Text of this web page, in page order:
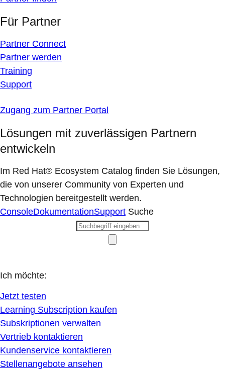
Für Partner
Partner Connect
Partner werden
Training
Support
Zugang zum Partner Portal
Lösungen mit zuverlässigen Partnern
entwickeln
Im Red Hat® Ecosystem Catalog finden Sie Lösungen,
die von unserer Community von Experten und
Technologien bereitgestellt werden.
ConsoleDokumentationSupport Suche
Ich möchte:
Jetzt testen
Learning Subscription kaufen
Subskriptionen verwalten
Vertrieb kontaktieren
Kundenservice kontaktieren
Stellenangebote ansehen